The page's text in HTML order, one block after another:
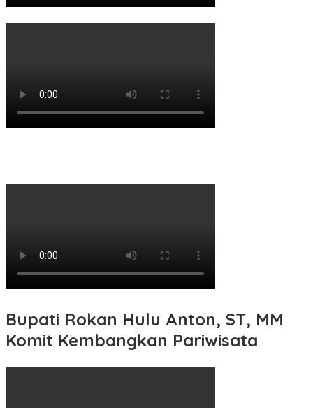
Bupati Rokan Hulu Anton, ST, MM
Komit Kembangkan Pariwisata